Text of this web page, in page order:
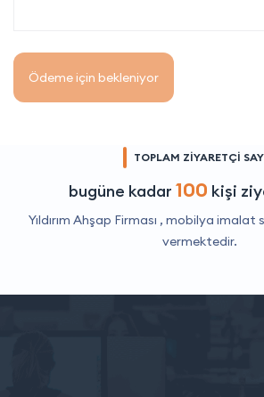
Ödeme için bekleniyor
TOPLAM ZİYARETÇİ
bugüne kadar 100 kişi
Yıldırım Ahşap Firması , mobilya imalat
vermektedir.